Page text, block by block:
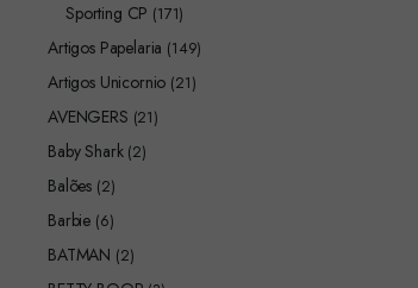
Sporting CP (171)
Artigos Papelaria (149)
Artigos Unicornio (21)
AVENGERS (21)
Baby Shark (2)
Balões (2)
Barbie (6)
BATMAN (2)